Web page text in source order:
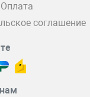
Оплата
соглашение